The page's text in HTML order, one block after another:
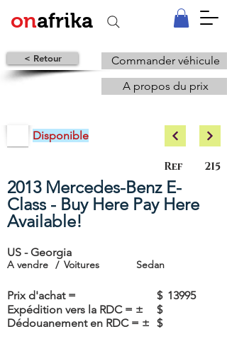
onafrika
< Retour
Commander véhicule
A propos du prix
Disponible
Ref 215
2013 Mercedes-Benz E-
Class - Buy Here Pay Here
Available!
US - Georgia
A vendre / Voitures Sedan
Prix d'achat = $ 13995
Expédition vers la RDC = ±
$
Dédouanement en RDC = ± $